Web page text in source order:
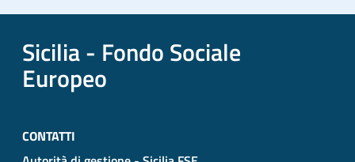
Sicilia - Fondo Sociale
Europeo
CONTATTI